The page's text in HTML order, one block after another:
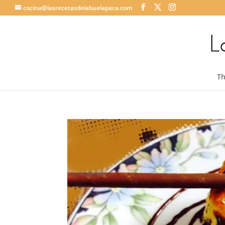
cocina@lasrecetasdelabuelapaca.com